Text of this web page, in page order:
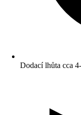
Dodací lhůta cca